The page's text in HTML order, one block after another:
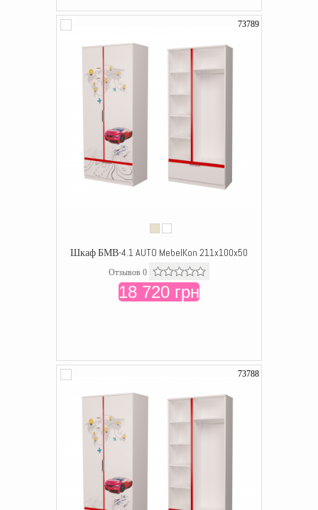
73789
Шкаф БМВ-4.1 AUTO MebelKon 211x100x50
Отзывов 0
18 720 грн
73788